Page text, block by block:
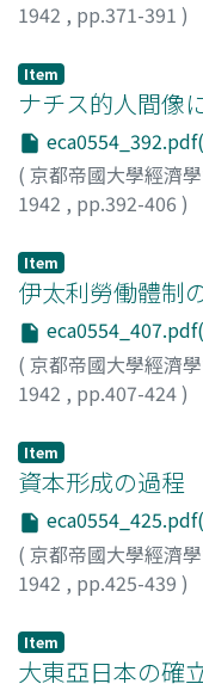
1942 , pp.371-391 )
Item
ナチス的人間像
( 京都帝國大學經濟
1942 , pp.392-406 )
Item
伊太利勞働體制
( 京都帝國大學經濟
1942 , pp.407-424)
Item
資本形成の過程
( 京都帝國大學經濟
1942 , pp.425-439 )
Item
大東亞日本の確